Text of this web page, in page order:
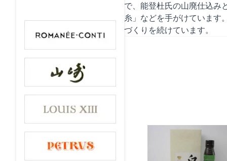
で、能登杜氏の山廃仕込み
糸」などを手がけています
づくりを続けています。